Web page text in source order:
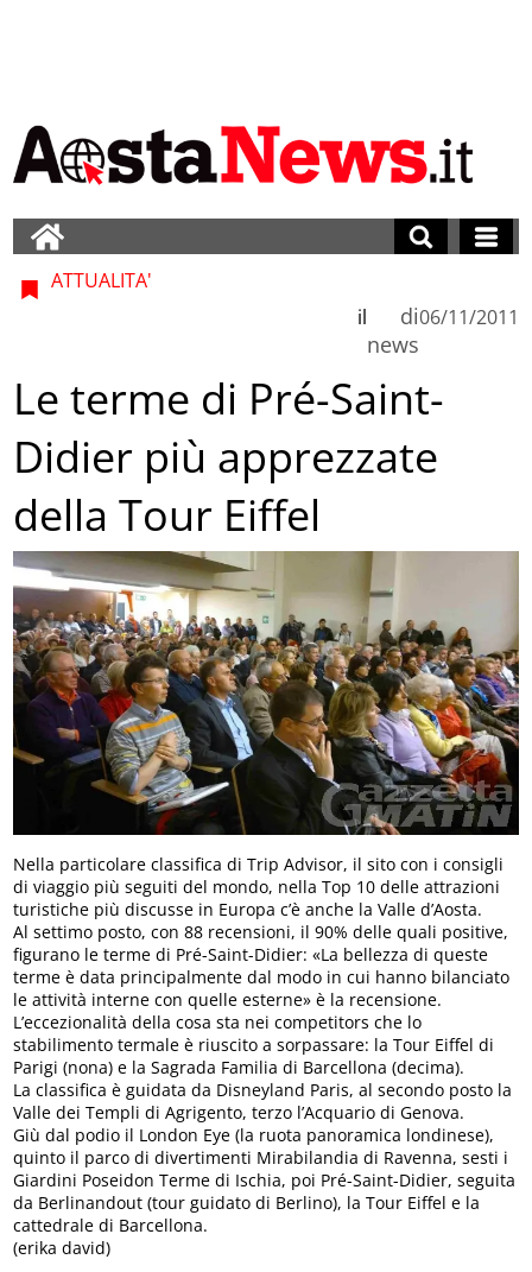
ATTUALITA'
di
news
il 06/11/2011
Le terme di Pré-Saint-
Didier più apprezzate
della Tour Eiffel
Nella particolare classifica di Trip Advisor, il sito con i consigli
di viaggio più seguiti del mondo, nella Top 10 delle attrazioni
turistiche più discusse in Europa c’è anche la Valle d’Aosta.
Al settimo posto, con 88 recensioni, il 90% delle quali positive,
figurano le terme di Pré-Saint-Didier: «La bellezza di queste
terme è data principalmente dal modo in cui hanno bilanciato
le attività interne con quelle esterne» è la recensione.
L’eccezionalità della cosa sta nei competitors che lo
stabilimento termale è riuscito a sorpassare: la Tour Eiffel di
Parigi (nona) e la Sagrada Familia di Barcellona (decima).
La classifica è guidata da Disneyland Paris, al secondo posto la
Valle dei Templi di Agrigento, terzo l’Acquario di Genova.
Giù dal podio il London Eye (la ruota panoramica londinese),
quinto il parco di divertimenti Mirabilandia di Ravenna, sesti i
Giardini Poseidon Terme di Ischia, poi Pré-Saint-Didier, seguita
da Berlinandout (tour guidato di Berlino), la Tour Eiffel e la
cattedrale di Barcellona.
(erika david)